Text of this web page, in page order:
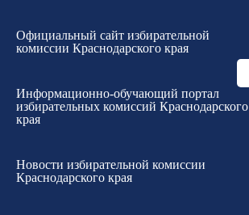
Официальный сайт избирательной
комиссии Краснодарского края
Информационно-обучающий портал
избирательных комиссий Краснодарского
края
Новости избирательной комиссии
Краснодарского края